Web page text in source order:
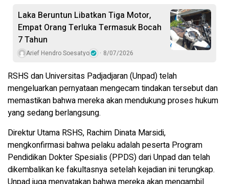
Laka Beruntun Libatkan Tiga Motor,
Empat Orang Terluka Termasuk Bocah
7 Tahun
Arief Hendro Soesatyo 8/07/2026
RSHS dan Universitas Padjadjaran (Unpad) telah
mengeluarkan pernyataan mengecam tindakan tersebut dan
memastikan bahwa mereka akan mendukung proses hukum
yang sedang berlangsung.
Direktur Utama RSHS, Rachim Dinata Marsidi,
mengkonfirmasi bahwa pelaku adalah peserta Program
Pendidikan Dokter Spesialis (PPDS) dari Unpad dan telah
dikembalikan ke fakultasnya setelah kejadian ini terungkap.